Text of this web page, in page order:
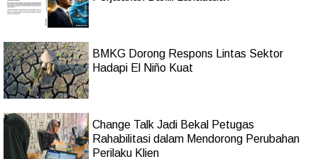
BMKG Dorong Respons Lintas Sektor
Hadapi El Niño Kuat
Change Talk Jadi Bekal Petugas
Rahabilitasi dalam Mendorong Perubahan
Perilaku Klien